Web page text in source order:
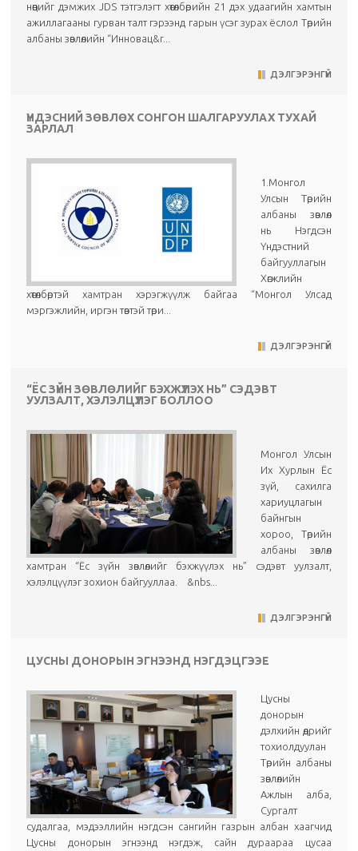
нөөцийг дэмжих JDS тэтгэлэгт хөтөлбөрийн 21 дэх удаагийн хамтын
ажиллагааны гурван талт гэрээнд гарын үсэг зурах ёслол Төрийн
албаны зөвлөлийн “Инновац&r...
ДЭЛГЭРЭНГҮЙ
ҮНДЭСНИЙ ЗӨВЛӨХ СОНГОН ШАЛГАРУУЛАХ ТУХАЙ
ЗАРЛАЛ
1.Монгол
Улсын Төрийн
албаны зөвлөл
нь Нэгдсэн
Үндэстний
байгууллагын
Хөгжлийн
хөтөлбөртэй хамтран хэрэгжүүлж байгаа “Монгол Улсад
мэргэжлийн, иргэн төвтэй төри...
ДЭЛГЭРЭНГҮЙ
“ЁС ЗҮЙН ЗӨВЛӨЛИЙГ БЭХЖҮҮЛЭХ НЬ” СЭДЭВТ
УУЛЗАЛТ, ХЭЛЭЛЦҮҮЛЭГ БОЛЛОО
Монгол Улсын
Их Хурлын Ёс
зүй, сахилга
хариуцлагын
байнгын
хороо, Төрийн
албаны зөвлөл
хамтран “Ёс зүйн зөвлөлийг бэхжүүлэх нь” сэдэвт уулзалт,
хэлэлцүүлэг зохион байгууллаа. &nbs...
ДЭЛГЭРЭНГҮЙ
ЦУСНЫ ДОНОРЫН ЭГНЭЭНД НЭГДЭЦГЭЭЕ
Цусны
донорын
дэлхийн өдрийг
тохиолдуулан
Төрийн албаны
зөвлөлийн
Ажлын алба,
Сургалт
судалгаа, мэдээллийн нэгдсэн сангийн газрын албан хаагчид
Цусны донорын эгнээнд нэгдэж, сайн дураараа цусаа